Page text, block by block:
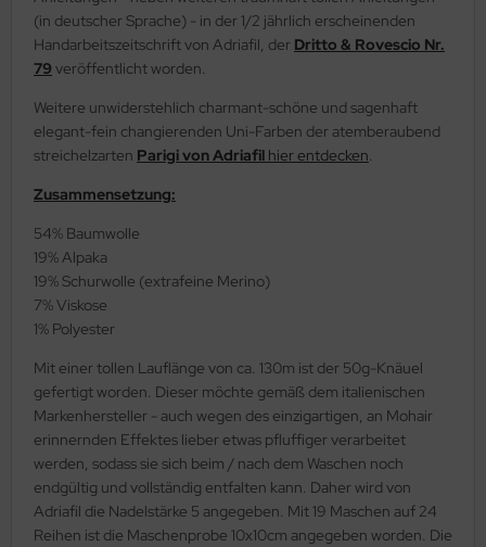
(in deutscher Sprache) - in der 1/2 jährlich erscheinenden
Handarbeitszeitschrift von Adriafil, der Dritto & Rovescio Nr.
79 veröffentlicht worden.
Weitere unwiderstehlich charmant-schöne und sagenhaft
elegant-fein changierenden Uni-Farben der atemberaubend
streichelzarten Parigi von Adriafil hier entdecken.
Zusammensetzung:
54% Baumwolle
19% Alpaka
19% Schurwolle (extrafeine Merino)
7% Viskose
1% Polyester
Mit einer tollen Lauflänge von ca. 130m ist der 50g-Knäuel
gefertigt worden. Dieser möchte gemäß dem italienischen
Markenhersteller - auch wegen des einzigartigen, an Mohair
erinnernden Effektes lieber etwas pfluffiger verarbeitet
werden, sodass sie sich beim / nach dem Waschen noch
endgültig und vollständig entfalten kann. Daher wird von
Adriafil die Nadelstärke 5 angegeben. Mit 19 Maschen auf 24
Reihen ist die Maschenprobe 10x10cm angegeben worden. Die